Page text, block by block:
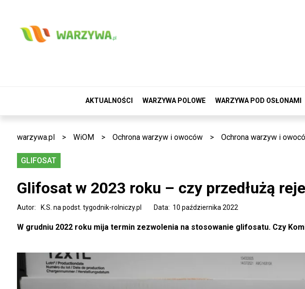
AKTUALNOŚCI WARZYWA POLOWE WARZYWA POD OSŁONAMI
warzywa.pl > WiOM > Ochrona warzyw i owoców > Ochrona warzyw i
GLIFOSAT
Glifosat w 2023 roku – czy przedłużą
Data: 10 października 2022
Autor: K.S. na podst. tygodnik-rolniczy.pl
W grudniu 2022 roku mija termin zezwolenia na stosowanie glifosatu. Czy